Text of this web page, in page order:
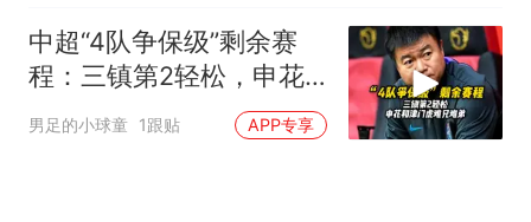
中超“4队争保级”剩余赛
程：三镇第2轻松，申花
和津门虎难兄难弟
男足的小球童 1跟贴 APP专享